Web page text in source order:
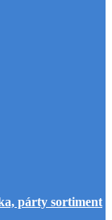
párty sortiment